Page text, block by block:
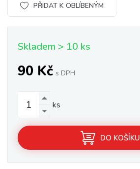
PŘIDAT K OBLÍBENÝM
Skladem > 10 ks
90 Kč s DPH
ks
DO KOŠÍKU